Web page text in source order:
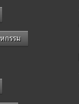
กรรม